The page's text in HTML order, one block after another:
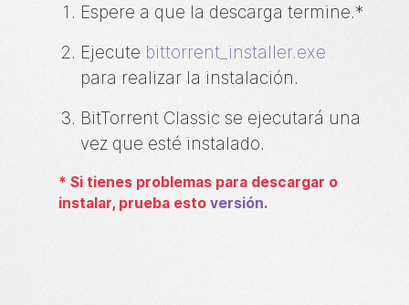
Espere a que la descarga termine.*
Ejecute bittorrent_installer.exe
para realizar la instalación.
BitTorrent Classic se ejecutará una
vez que esté instalado.
* Si tienes problemas para descargar o
instalar, prueba esto versión.